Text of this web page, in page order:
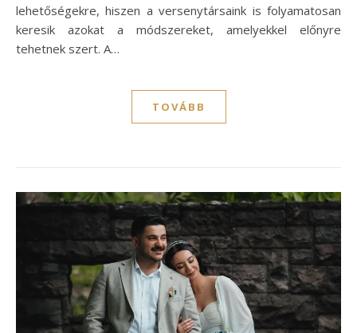
lehetőségekre, hiszen a versenytársaink is folyamatosan
keresik azokat a módszereket, amelyekkel előnyre
tehetnek szert. A…
TOVÁBB